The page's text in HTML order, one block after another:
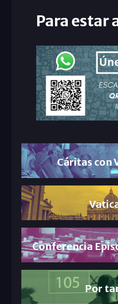
Para estar
Cáritas con
Conferencia
Por